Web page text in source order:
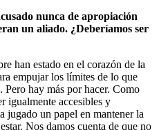
nunca de apropiación
un aliado. ¿Deberíamos ser
han estado en el corazón de la
empujar los límites de lo que
Pero hay más por hacer. Como
igualmente accesibles y
jugado un papel en mantener la
Nos damos cuenta de que no